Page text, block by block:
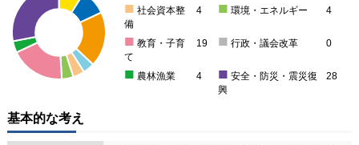
■ 社会資本整
備
4 ■ 環境・エネルギー 4
■ 教育・子育
て
19 ■ 行政・議会改革 0
■ 農林漁業 4 ■ 安全・防災・震災復
興
28
基本的な考え